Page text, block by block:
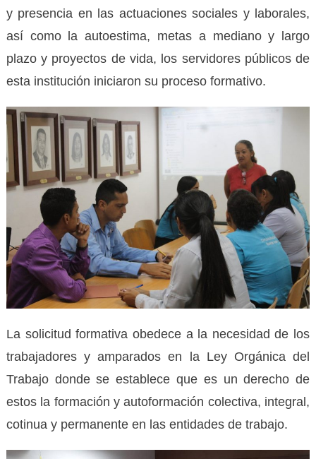
y presencia en las actuaciones sociales y laborales,
así como la autoestima, metas a mediano y largo
plazo y proyectos de vida, los servidores públicos de
esta institución iniciaron su proceso formativo.
La solicitud formativa obedece a la necesidad de los
trabajadores y amparados en la Ley Orgánica del
Trabajo donde se establece que es un derecho de
estos la formación y autoformación colectiva, integral,
cotinua y permanente en las entidades de trabajo.